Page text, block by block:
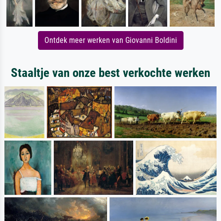
Ontdek meer werken van Giovanni Boldini
Staaltje van onze best verkochte werken